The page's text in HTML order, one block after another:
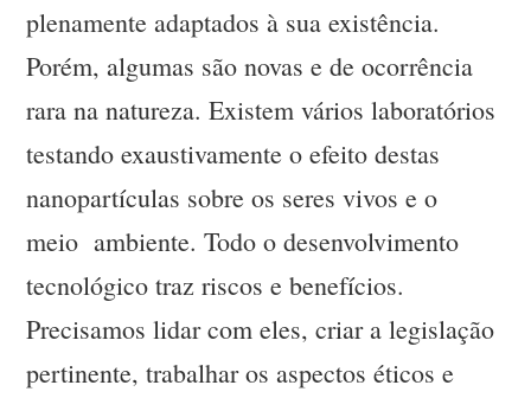
plenamente adaptados à sua existência.
Porém, algumas são novas e de ocorrência
rara na natureza. Existem vários laboratórios
testando exaustivamente o efeito destas
nanopartículas sobre os seres vivos e o
meio ambiente. Todo o desenvolvimento
tecnológico traz riscos e benefícios.
Precisamos lidar com eles, criar a legislação
pertinente, trabalhar os aspectos éticos e